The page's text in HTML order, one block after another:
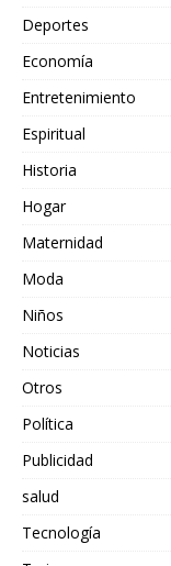
Deportes
Economía
Entretenimiento
Espiritual
Historia
Hogar
Maternidad
Moda
Niños
Noticias
Otros
Política
Publicidad
salud
Tecnología